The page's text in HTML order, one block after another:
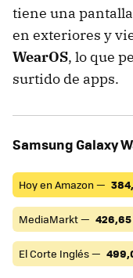
tiene una
en exteriores y
WearOS, lo que
surtido de apps.
Samsung Galaxy
Hoy en Amazon —
MediaMarkt — 426,65
El Corte Inglés —